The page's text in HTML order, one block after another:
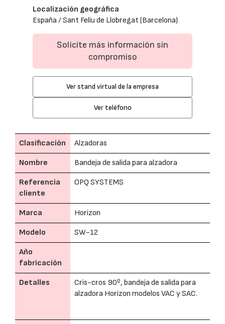
Localización geográfica
España / Sant Feliu de Llobregat (Barcelona)
Solicite más información sin
compromiso
Ver stand virtual de la empresa
Ver teléfono
Clasificación Alzadoras
Nombre Bandeja de salida para alzadora
Referencia
cliente
OPQ SYSTEMS
Marca Horizon
Modelo SW-12
Año
fabricación
Detalles
Cris-cros 90º, bandeja de salida para
alzadora Horizon modelos VAC y SAC.